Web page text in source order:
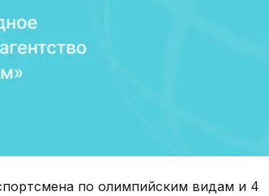
по олимпийским видам и 4